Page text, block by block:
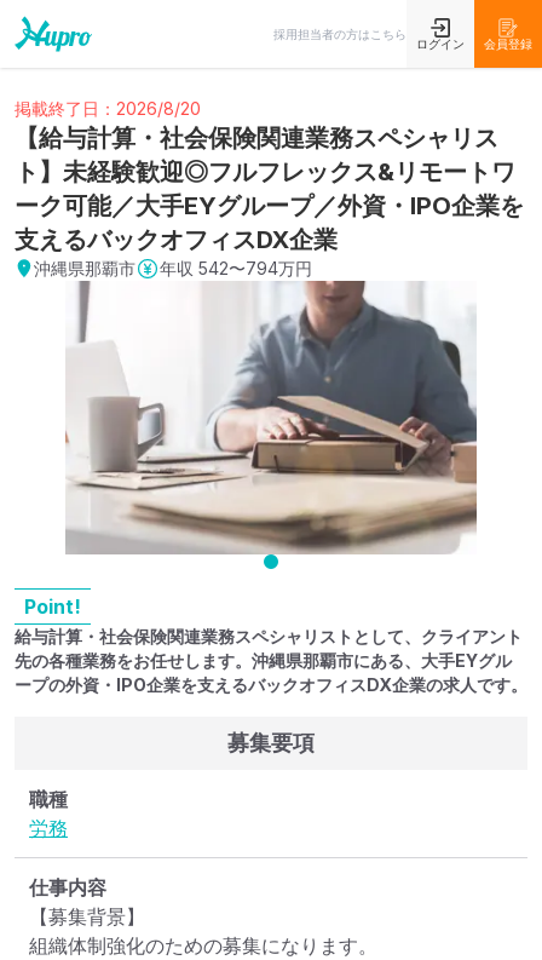
採用担当者の方はこちら
ログイン 会員登録
掲載終了日：2026/8/20
【給与計算・社会保険関連業務スペシャリス
ト】未経験歓迎◎フルフレックス&リモートワ
ーク可能／大手EYグループ／外資・IPO企業を
支えるバックオフィスDX企業
沖縄県那覇市 年収 542〜794万円
Point!
給与計算・社会保険関連業務スペシャリストとして、クライアント
先の各種業務をお任せします。沖縄県那覇市にある、大手EYグル
ープの外資・IPO企業を支えるバックオフィスDX企業の求人です。
募集要項
職種
労務
仕事内容
【募集背景】
組織体制強化のための募集になります。